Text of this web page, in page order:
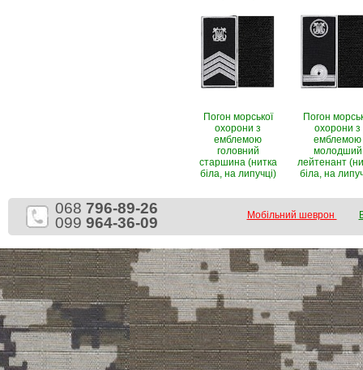
Погон морської
охорони з
емблемою
головний
старшина (нитка
біла, на липучці)
Погон
охорони з
емблемою
молодший
лейтенант
біла, на
068 796-89-26
099 964-36-09 Мобільний шеврон